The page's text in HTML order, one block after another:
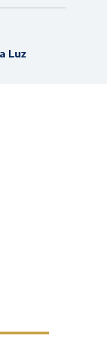
Luz